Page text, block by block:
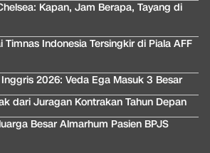
Kapan, Jam Berapa, Tayang di
Timnas Indonesia Tersingkir di Piala AFF
2026: Veda Ega Masuk 3 Besar
dari Juragan Kontrakan Tahun Depan
Besar Almarhum Pasien BPJS